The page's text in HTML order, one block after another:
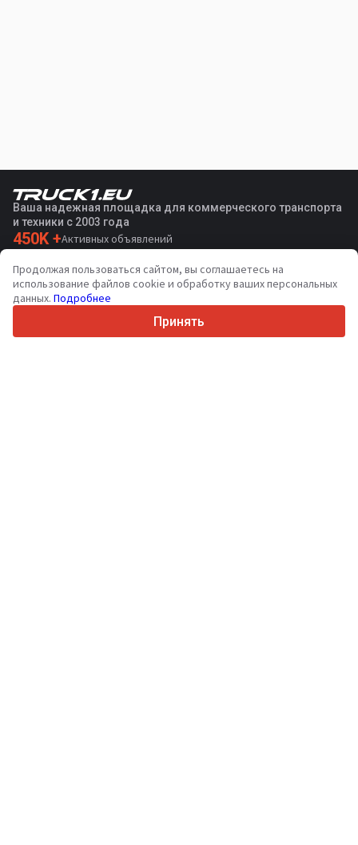
Ваша надежная площадка для коммерческого транспорта
и техники с 2003 года
450K +Активных объявлений
36Поддерживаемых языков
4.7/5
Продолжая пользоваться сайтом, вы соглашаетесь на
использование файлов cookie и обработку ваших персональных
данных. Подробнее
Принять